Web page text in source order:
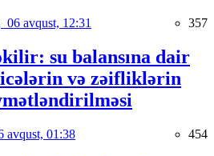
06 avqust, 12:31 357
su balansına dair
və zəifliklərin
avqust, 01:38 454